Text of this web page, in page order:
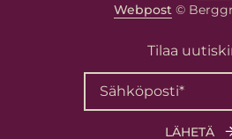
Webpost©
Tilaa